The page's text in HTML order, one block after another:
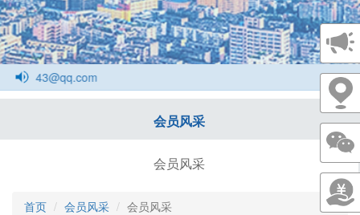
会员风采
会员风采
首页 会员风采 会员风采